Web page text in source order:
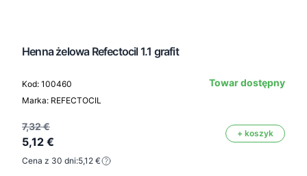
Henna żelowa Refectocil 1.1 grafit
Kod: 100460
Marka: REFECTOCIL
Towar dostępny
7,32 €
5,12 €
+ koszyk
Cena z 30 dni:5,12 €